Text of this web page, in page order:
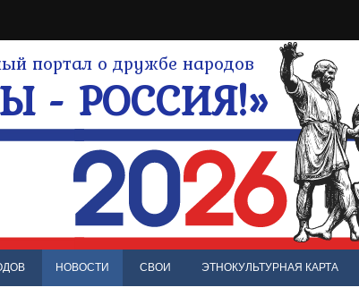
портал о дружбе народов
- РОССИЯ!»
НОВОСТИ СВОИ ЭТНОКУЛЬТУРНАЯ КАРТА